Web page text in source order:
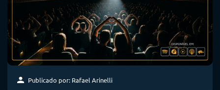
Publicado por: Rafael Arinelli